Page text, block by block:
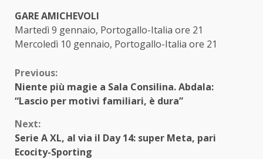
GARE AMICHEVOLI
Martedì 9 gennaio, Portogallo-Italia ore 21
Mercoledì 10 gennaio, Portogallo-Italia ore 21
Continue
Reading
Previous:
Niente più magie a Sala Consilina. Abdala:
“Lascio per motivi familiari, è dura”
Next:
Serie A XL, al via il Day 14: super Meta, pari
Ecocity-Sporting